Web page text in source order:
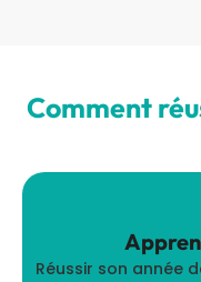
Comment
Réussir son année